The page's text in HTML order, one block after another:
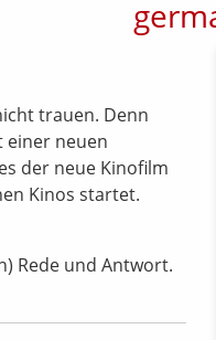
trauen. Denn
einer neuen
der neue Kinofilm
Kinos startet.
Rede und Antwort.